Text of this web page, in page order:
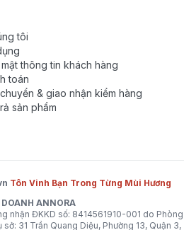
tôi
thông tin khách hàng
toán
& giao nhận kiểm hàng
sản phẩm
Tôn Vinh Bạn Trong Từng Mùi Hương
ANNORA
nhận ĐKKD số: 8414561910-001 do
sở: 31 Trần Quang Diệu, Phường 13, Quận 3,